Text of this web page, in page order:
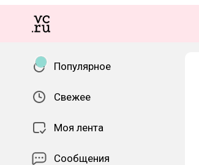
Популярное
Свежее
Моя лента
Сообщения